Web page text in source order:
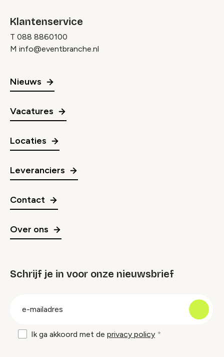
Klantenservice
T 088 8860100
M info@eventbranche.nl
Nieuws
Vacatures
Locaties
Leveranciers
Contact
Over ons
Schrijf je in voor onze nieuwsbrief
Ik ga akkoord met de privacy policy